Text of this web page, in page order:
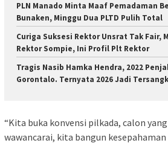
PLN Manado Minta Maaf Pemadaman
Bunaken, Minggu Dua PLTD Pulih Total
Curiga Suksesi Rektor Unsrat Tak Fair,
Rektor Sompie, Ini Profil Plt Rektor
Tragis Nasib Hamka Hendra, 2022
Gorontalo. Ternyata 2026 Jadi
“Kita buka konvensi pilkada, calon
wawancarai, kita bangun